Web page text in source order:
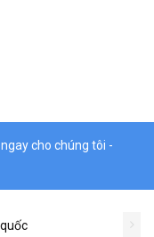
cho chúng tôi -